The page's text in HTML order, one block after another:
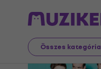
Összes kategória